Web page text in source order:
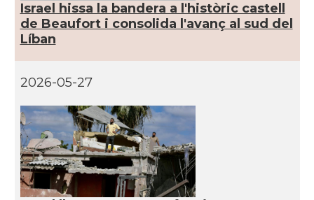
Israel hissa la bandera a l'històric castell
de Beaufort i consolida l'avanç al sud del
Líban
2026-05-27